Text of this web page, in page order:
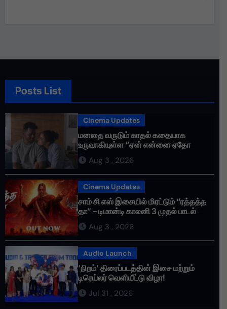
Posts List
Cinema Updates
மனதை வருடும் காதல் கதையாக
உருவாகியுள்ள “ஏன் என்னை ஏதோ
செய்தாய்” – டீசர் வெளியானது !
Aug 3 , 2026
Cinema Updates
சாம் சி எஸ் இசையில் மிரட்டும் “ரத்தத்த
தா” – டிமான்டி காலனி 3 முதல் பாடல்
ரசிகர்களை கவர்ந்து வருகிறது!
Aug 3 , 2026
Audio Launch
‘நிறம்’ திரைப்படத்தின் இசை மற்றும்
டிரெய்லர் வெளியீட்டு விழா!
Jul 31 , 2026